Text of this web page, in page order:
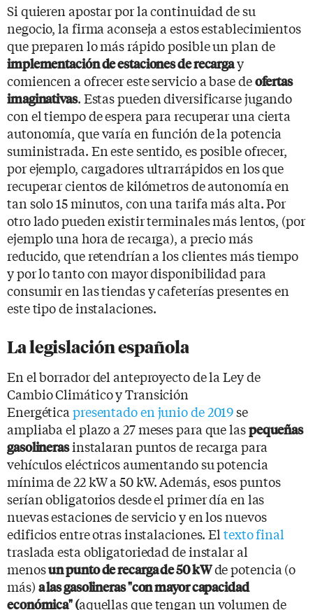
Si quieren apostar por la continuidad de su
negocio, la firma aconseja a estos establecimientos
que preparen lo más rápido posible un plan de
implementación de estaciones de recargay
comiencen a ofrecer este servicio a base deofertas
imaginativas. Estas pueden diversificarse jugando
con el tiempo de espera para recuperar una cierta
autonomía, que varía en función de la potencia
suministrada. En este sentido, es posible ofrecer,
por ejemplo, cargadores ultrarrápidos en los que
recuperar cientos de kilómetros de autonomía en
tan solo 15 minutos, con una tarifa más alta. Por
otro lado pueden existir terminales más lentos, (por
ejemplo una hora de recarga), a precio más
reducido, que retendrían a los clientes más tiempo
y por lo tanto con mayor disponibilidad para
consumir en las tiendas y cafeterías presentes en
este tipo de instalaciones.
La legislación española
En el borrador del anteproyecto de la Ley de
Cambio Climático y Transición
Energética presentado en junio de 2019se
ampliaba el plazo a 27 meses para que laspequeñas
gasolinerasinstalaran puntos de recarga para
vehículos eléctricos aumentando su potencia
mínima de 22 kW a 50 kW. Además, esos puntos
serían obligatorios desde el primer día en las
nuevas estaciones de servicio y en los nuevos
edificios entre otras instalaciones. El texto final
traslada esta obligatoriedad de instalar al
menosun punto de recarga de 50 kWde potencia (o
más) a las gasolineras "con mayor capacidad
económica" (aquellas que tengan un volumen de